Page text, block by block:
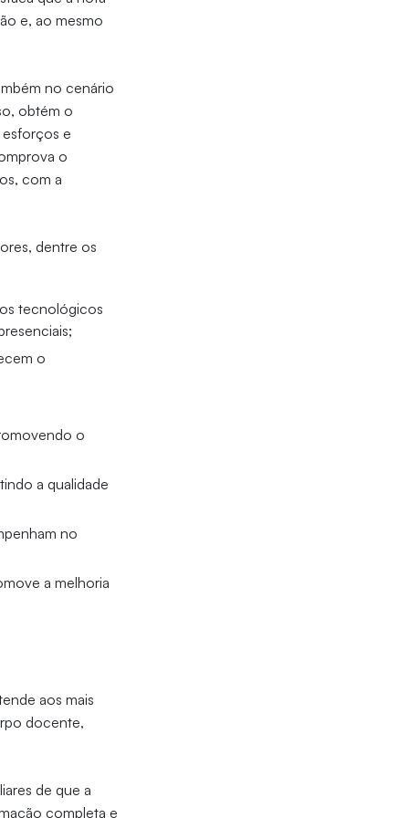
e, ao mesmo
no cenário
obtém o
e
o
com a
dentre os
tecnológicos
o
o
a qualidade
no
a melhoria
aos mais
docente,
de que a
completa e